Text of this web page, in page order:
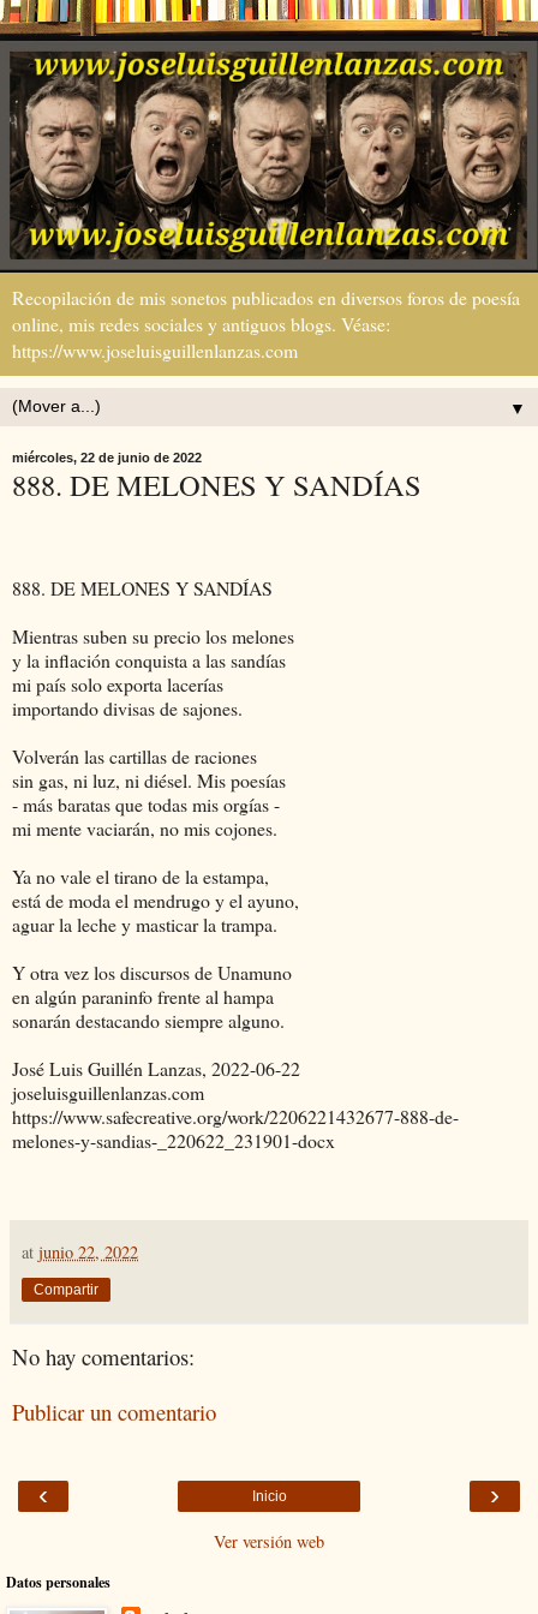
Recopilación de mis sonetos publicados en diversos foros de poesía
online, mis redes sociales y antiguos blogs. Véase:
https://www.joseluisguillenlanzas.com
▼
miércoles, 22 de junio de 2022
888. DE MELONES Y SANDÍAS
888. DE MELONES Y SANDÍAS
Mientras suben su precio los melones
y la inflación conquista a las sandías
mi país solo exporta lacerías
importando divisas de sajones.
Volverán las cartillas de raciones
sin gas, ni luz, ni diésel. Mis poesías
- más baratas que todas mis orgías -
mi mente vaciarán, no mis cojones.
Ya no vale el tirano de la estampa,
está de moda el mendrugo y el ayuno,
aguar la leche y masticar la trampa.
Y otra vez los discursos de Unamuno
en algún paraninfo frente al hampa
sonarán destacando siempre alguno.
José Luis Guillén Lanzas, 2022-06-22
joseluisguillenlanzas.com
https://www.safecreative.org/work/2206221432677-888-de-
melones-y-sandias-_220622_231901-docx
at junio 22, 2022
Compartir
No hay comentarios:
Publicar un comentario
‹ ›
Inicio
Ver versión web
Datos personales